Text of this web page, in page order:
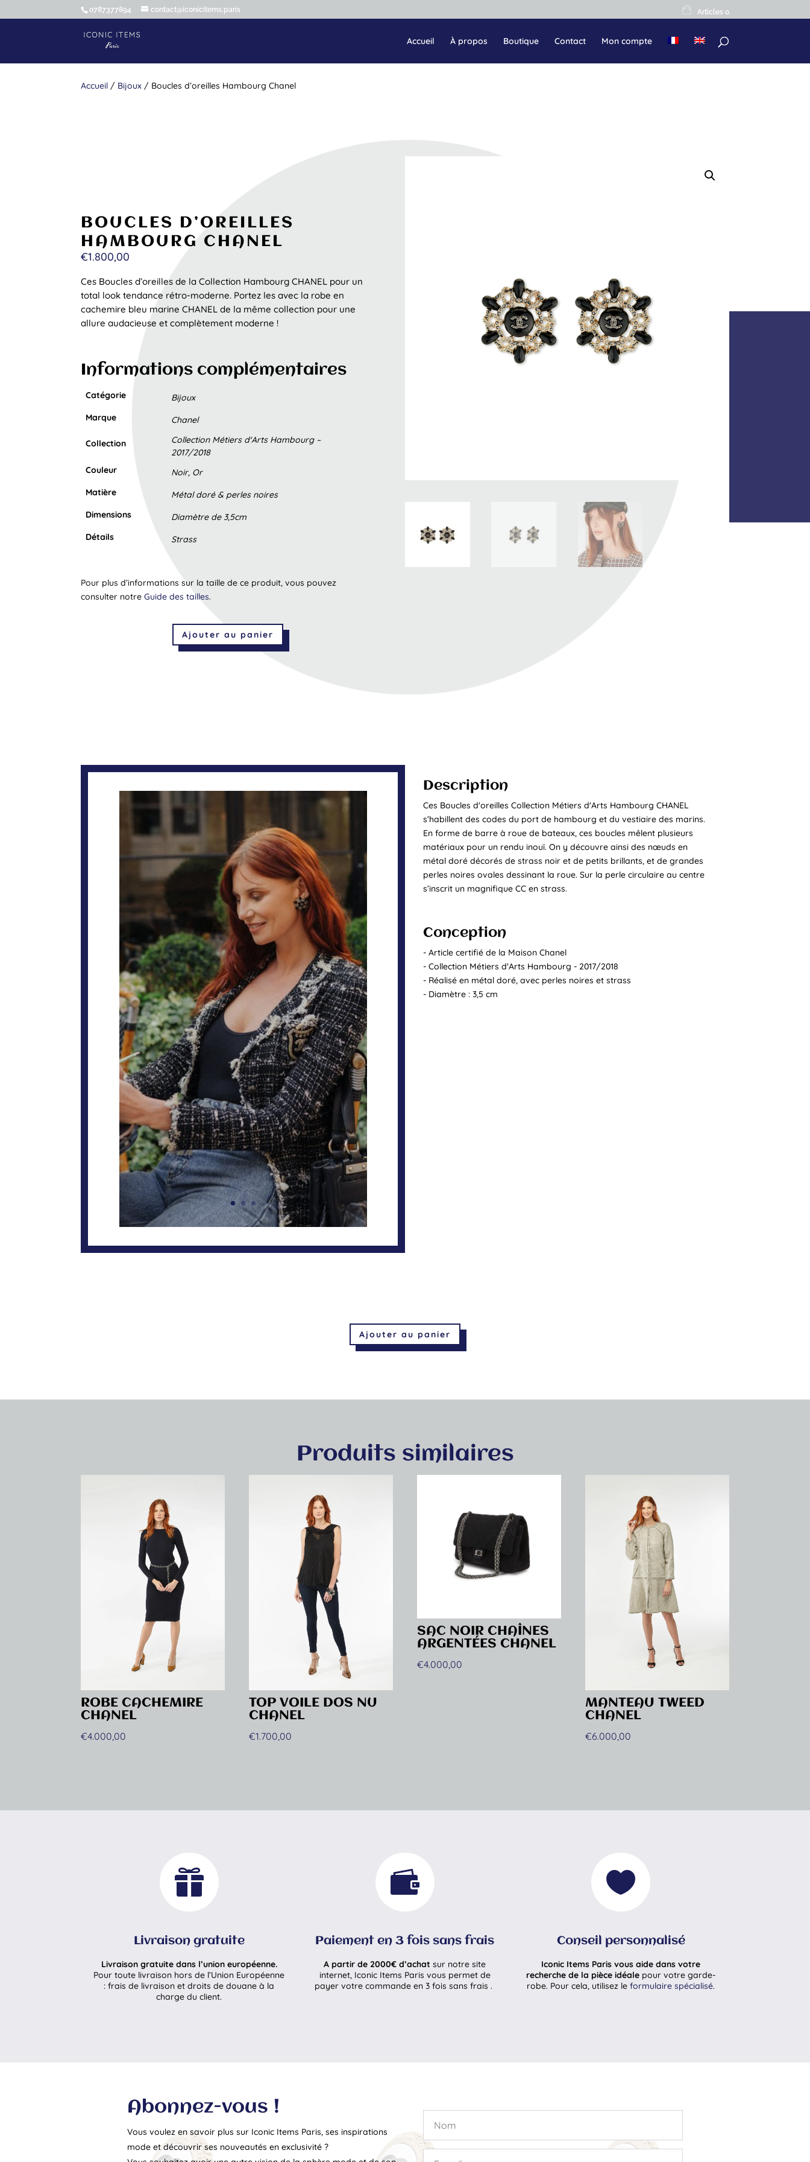
0787377894 contact@iconicitems.paris Articles 0
Accueil À propos Boutique Contact Mon compte
Accueil / Bijoux / Boucles d’oreilles Hambourg Chanel
BOUCLES D’OREILLES
HAMBOURG CHANEL
€1.800,00
Ces Boucles d’oreilles de la Collection Hambourg CHANEL pour un
total look tendance rétro-moderne. Portez les avec la robe en
cachemire bleu marine CHANEL de la même collection pour une
allure audacieuse et complètement moderne !
Informations complémentaires
Catégorie
Bijoux
Marque
Chanel
Collection
Collection Métiers d'Arts Hambourg –
2017/2018
Couleur
Noir, Or
Matière
Métal doré & perles noires
Dimensions
Diamètre de 3,5cm
Détails
Strass
Pour plus d’informations sur la taille de ce produit, vous pouvez
consulter notreGuide des tailles.
Ajouter au panier
Description
Ces Boucles d'oreilles Collection Métiers d'Arts Hambourg CHANEL
s’habillent des codes du port de hambourg et du vestiaire des marins.
En forme de barre à roue de bateaux, ces boucles mêlent plusieurs
matériaux pour un rendu inouï. On y découvre ainsi des nœuds en
métal doré décorés de strass noir et de petits brillants, et de grandes
perles noires ovales dessinant la roue. Sur la perle circulaire au centre
s’inscrit un magnifique CC en strass.
Conception
- Article certifié de la Maison Chanel
- Collection Métiers d'Arts Hambourg - 2017/2018
- Réalisé en métal doré, avec perles noires et strass
- Diamètre : 3,5 cm
Ajouter au panier
Produits similaires
ROBE CACHEMIRE
CHANEL
€4.000,00
TOP VOILE DOS NU
CHANEL
€1.700,00
SAC NOIR CHAÎNES
ARGENTÉES CHANEL
€4.000,00
MANTEAU TWEED
CHANEL
€6.000,00

Livraison gratuite
Livraison gratuite dans l’union européenne.
Pour toute livraison hors de l’Union Européenne
: frais de livraison et droits de douane à la
charge du client.

Paiement en 3 fois sans frais
A partir de 2000€ d’achat sur notre site
internet, Iconic Items Paris vous permet de
payer votre commande en 3 fois sans frais .

Conseil personnalisé
Iconic Items Paris vous aide dans votre
recherche de la pièce idéale pour votre garde-
robe. Pour cela, utilisez leformulaire spécialisé.
Abonnez-vous !
Vous voulez en savoir plus sur Iconic Items Paris, ses inspirations
mode et découvrir ses nouveautés en exclusivité ?